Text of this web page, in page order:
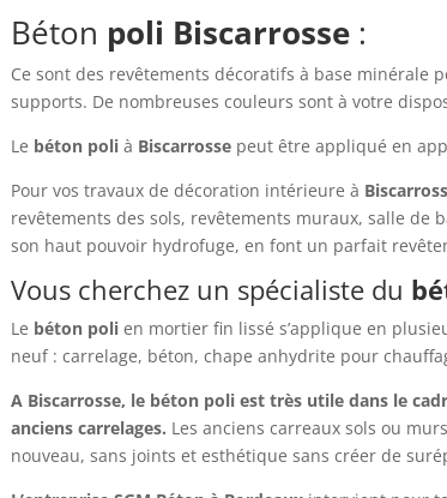
Béton poli Biscarrosse:
Ce sont des revêtements décoratifs à base minérale
supports. De nombreuses couleurs sont à votre
Le béton polià Biscarrossepeut être appliqué en
Pour vos travaux de décoration intérieure à
revêtements des sols, revêtements muraux, salle de
son haut pouvoir hydrofuge, en font un parfait
Vous cherchez un spécialiste du
Le béton polien mortier fin lissé s’applique en
neuf : carrelage, béton, chape anhydrite pour
A Biscarrosse, le béton poli est très utile dans le
anciens carrelages. Les anciens carreaux sols ou
nouveau, sans joints et esthétique sans créer de